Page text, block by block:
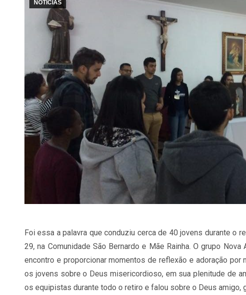
NOTÍCIAS
Foi essa a palavra que conduziu cerca de 40 jovens durante o
29, na Comunidade São Bernardo e Mãe Rainha. O grupo
encontro e proporcionar momentos de reflexão e adoração por
os jovens sobre o Deus misericordioso, em sua plenitude de
os equipistas durante todo o retiro e falou sobre o Deus amigo,